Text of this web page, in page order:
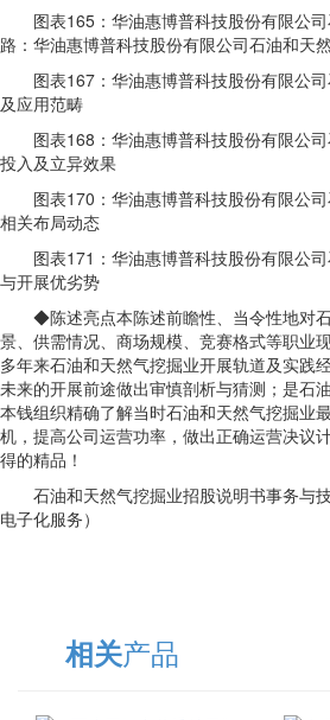
图表165：华油惠博普科技股份有限公司
路：华油惠博普科技股份有限公司石油和天
图表167：华油惠博普科技股份有限公司
及应用范畴
图表168：华油惠博普科技股份有限公司
投入及立异效果
图表170：华油惠博普科技股份有限公司
相关布局动态
图表171：华油惠博普科技股份有限公司
与开展优劣势
◆陈述亮点本陈述前瞻性、当令性地对石
景、供需情况、商场规模、竞赛格式等职业
多年来石油和天然气挖掘业开展轨道及实践
未来的开展前途做出审慎剖析与猜测；是石
本钱组织精确了解当时石油和天然气挖掘业
机，提高公司运营功率，做出正确运营决议
得的精品！
石油和天然气挖掘业招股说明书事务与
电子化服务）
相关产品